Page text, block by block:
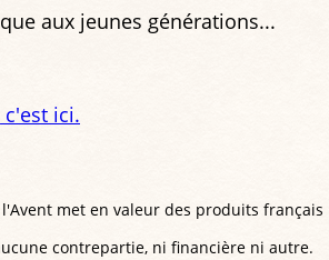
aux jeunes générations...
ici.
met en valeur des produits français
contrepartie, ni financière ni autre.